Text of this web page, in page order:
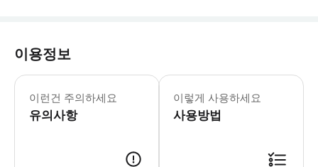
이용정보
이런건 주의하세요
유의사항
이렇게 사용하세요
사용방법